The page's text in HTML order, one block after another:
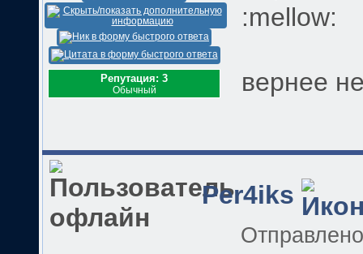
Репутация: 3
Обычный
:mellow:
вернее
Per4iks